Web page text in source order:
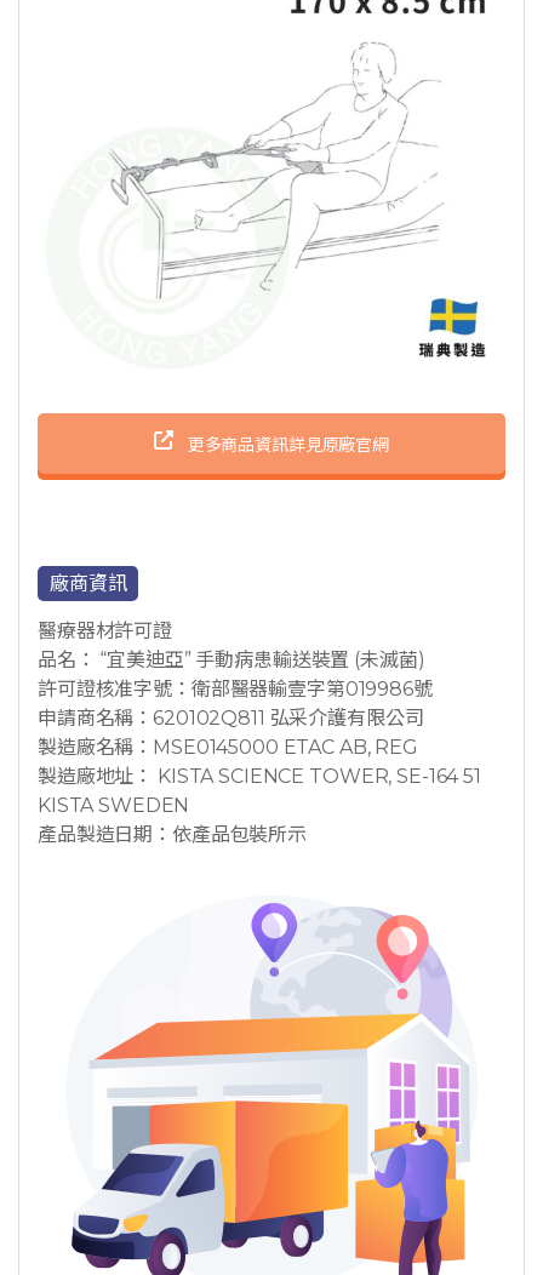
更多商品資訊詳見原廠官網
廠商資訊
醫療器材許可證
品名： “宜美迪亞” 手動病患輸送裝置 (未滅菌)
許可證核准字號：衛部醫器輸壹字第019986號
申請商名稱：620102Q811 弘采介護有限公司
製造廠名稱：MSE0145000 ETAC AB, REG
製造廠地址： KISTA SCIENCE TOWER, SE-164 51
KISTA SWEDEN
產品製造日期：依產品包裝所示